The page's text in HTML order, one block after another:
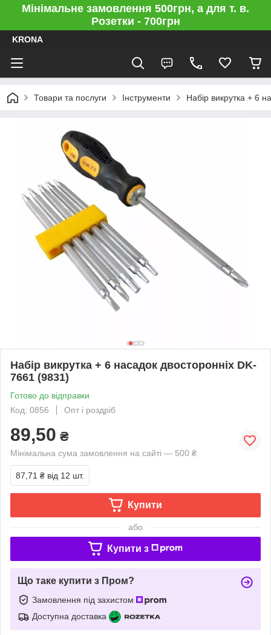
Мінімальне замовлення 500грн, а для т. в.
Розетки - 700грн
KRONA
Товари та послуги Інструменти Набір викрутка + 6
Набір викрутка + 6 насадок двосторонніх DK-
7661 (9831)
Готово до відправки
Код: 0856
Опт і роздріб
89,50 ₴
Мінімальна сума замовлення на сайті — 500 ₴
87,71 ₴ від 12 шт.
Купити
або
Купити з
Що таке купити з Пром?
Замовлення під захистом
Доступна доставка